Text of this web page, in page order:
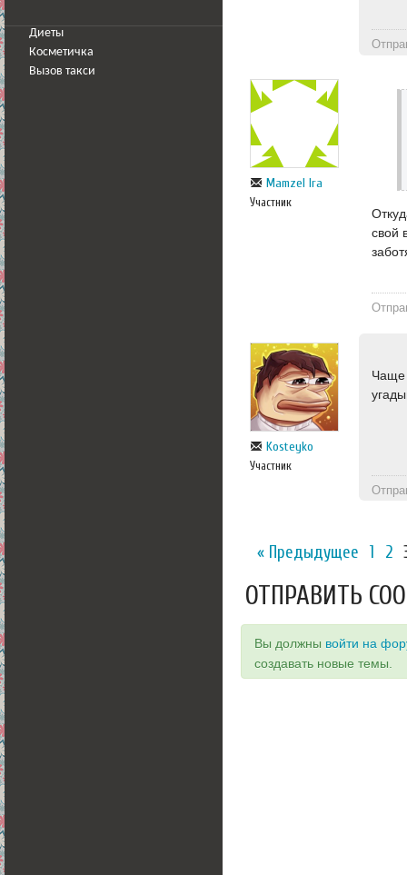
Диеты
Косметичка
Вызов такси
Mamzel Ira
Участник
свой
Kosteyko
Участник
Чаще
« Предыдущее 1 2
ОТПРАВИТЬ
Вы должны войти на
создавать новые темы.